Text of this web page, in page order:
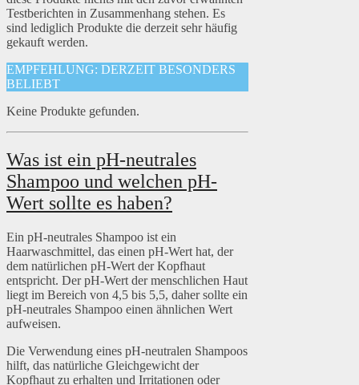
Testberichten in Zusammenhang stehen. Es
sind lediglich Produkte die derzeit sehr häufig
gekauft werden.
EMPFEHLUNG: DERZEIT BESONDERS
BELIEBT
Keine Produkte gefunden.
Was ist ein pH-neutrales
Shampoo und welchen pH-
Wert sollte es haben?
Ein pH-neutrales Shampoo ist ein
Haarwaschmittel, das einen pH-Wert hat, der
dem natürlichen pH-Wert der Kopfhaut
entspricht. Der pH-Wert der menschlichen Haut
liegt im Bereich von 4,5 bis 5,5, daher sollte ein
pH-neutrales Shampoo einen ähnlichen Wert
aufweisen.
Die Verwendung eines pH-neutralen Shampoos
hilft, das natürliche Gleichgewicht der
Kopfhaut zu erhalten und Irritationen oder